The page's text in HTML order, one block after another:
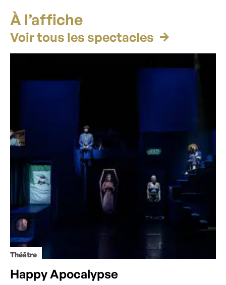
À l’affiche
Voir tous les spectacles
Théâtre
Happy Apocalypse